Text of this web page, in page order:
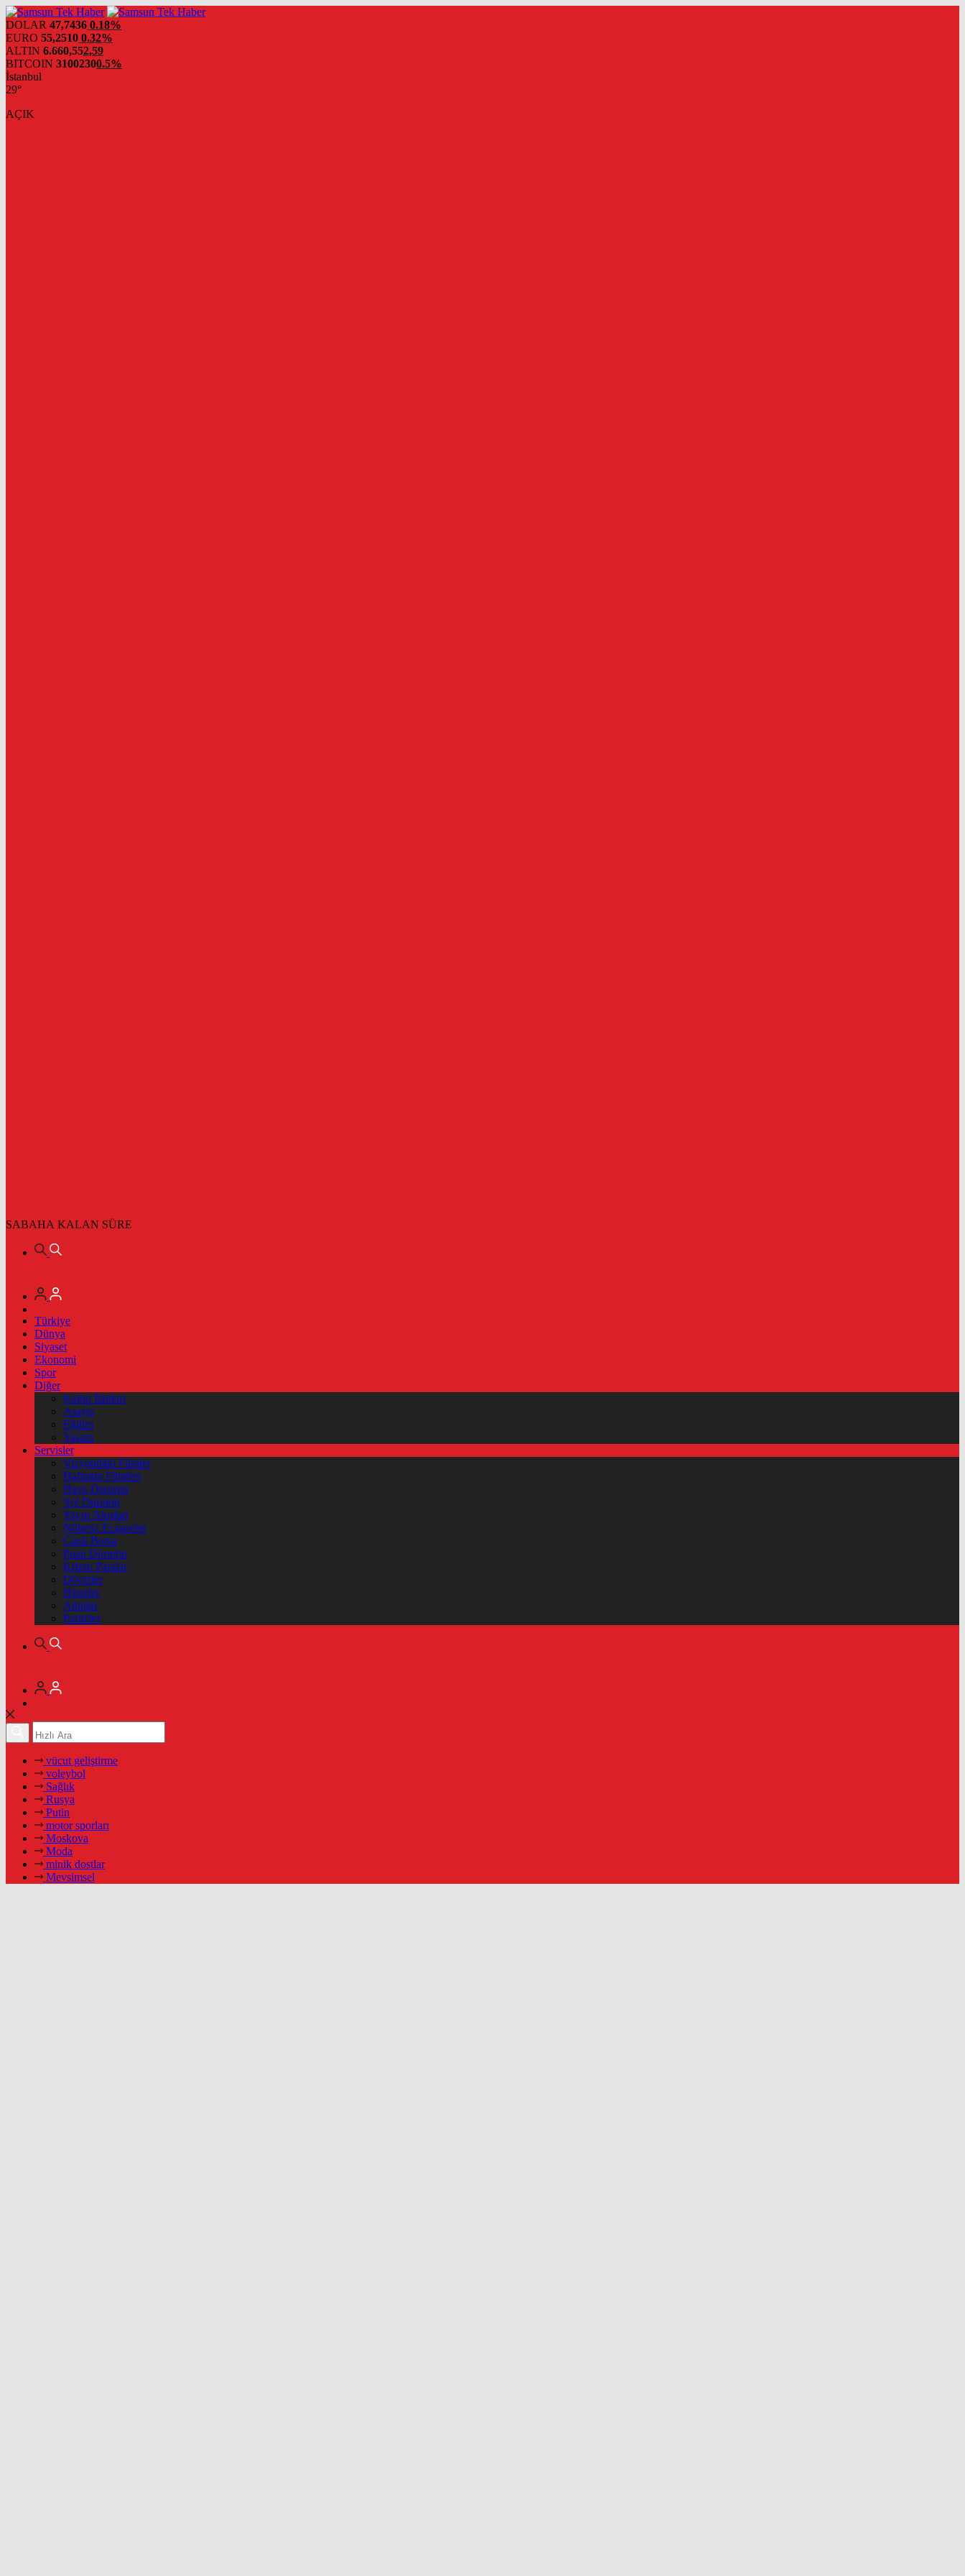
DOLAR 47,7436 0.18%
EURO 55,2510 0.32%
ALTIN 6.660,552,59
BITCOIN 31002300.5%
İstanbul
29°
AÇIK
SABAHA KALAN SÜRE
Türkiye
Dünya
Siyaset
Ekonomi
Spor
Diğer
Kamu İlanları
Asayiş
Eğitim
Yaşam
Servisler
Vizyondaki Filmler
Haftanin Filmleri
Hava Durumu
Yol Durumu
Yayın Akışları
Nöbetçi Eczaneler
Canlı Borsa
Puan Durumu
Kripto Paralar
Dövizler
Hisseler
Altınlar
Pariteler
vücut geliştirme
voleybol
Sağlık
Rusya
Putin
motor sporları
Moskova
Moda
minik dostlar
Mevsimsel